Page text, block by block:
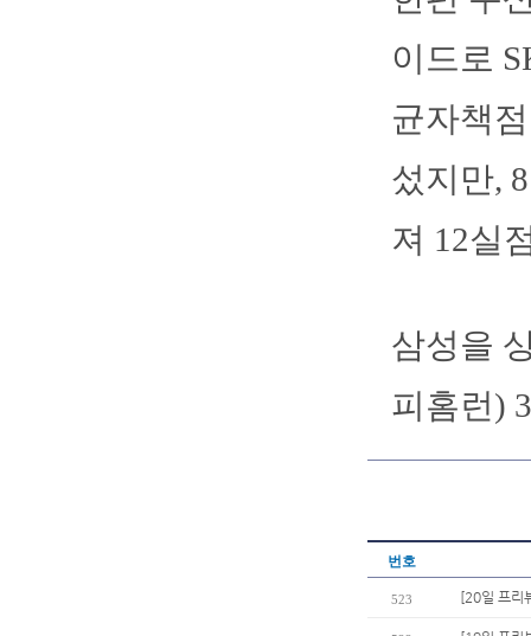
이드로
균자책
섰지만,
져 12실
삼성을
피홈런)
번호
523 [20일 프리